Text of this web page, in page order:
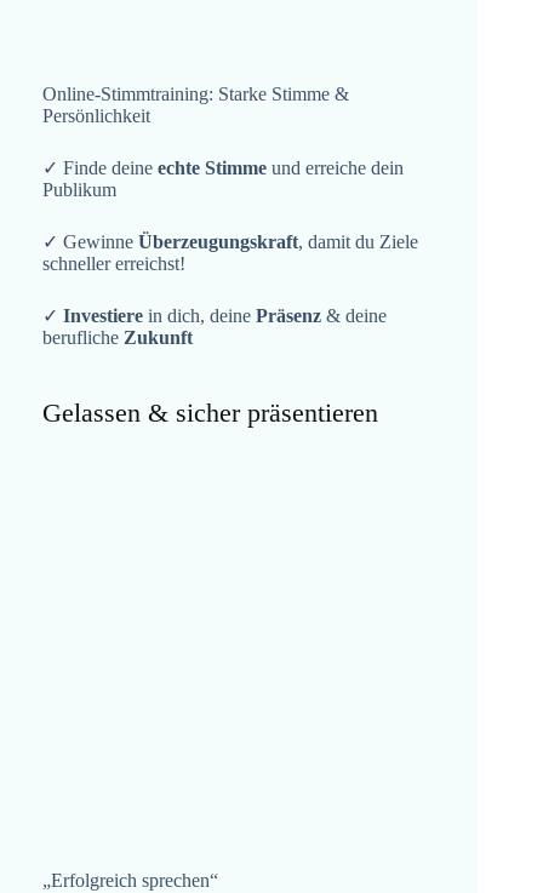
Online-Stimmtraining: Starke Stimme &
Persönlichkeit
✓ Finde deine echte Stimme und erreiche dein
Publikum
✓ Gewinne Überzeugungskraft, damit du Ziele
schneller erreichst!
✓ Investiere in dich, deine Präsenz & deine
berufliche Zukunft
Gelassen & sicher präsentieren
„Erfolgreich sprechen“